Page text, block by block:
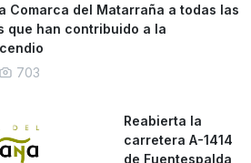
Comarca del Matarraña a todas las
que han contribuido a la
703
Reabierta la
carretera A-1414
de Fuentespalda